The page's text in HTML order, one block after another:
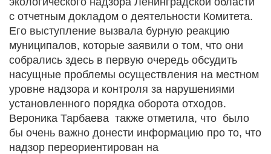
с отчетным докладом о деятельности Комитета.
Его выступление вызвала бурную реакцию
муниципалов, которые заявили о том, что они
собрались здесь в первую очередь обсудить
насущные проблемы осуществления на местном
уровне надзора и контроля за нарушениями
установленного порядка оборота отходов.
Вероника Тарбаева также отметила, что было
бы очень важно донести информацию про то, что
надзор переориентирован на